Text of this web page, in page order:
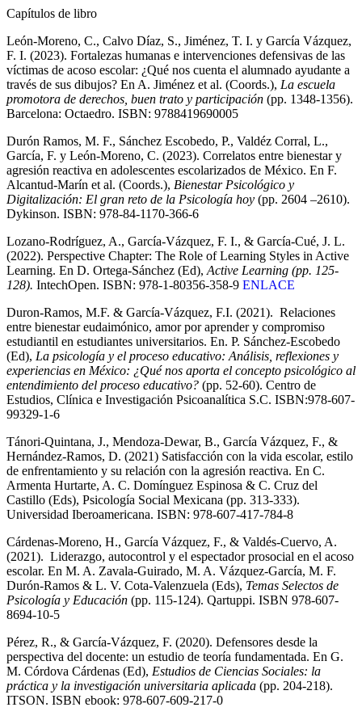
Capítulos de libro
León-Moreno, C., Calvo Díaz, S., Jiménez, T. I. y García Vázquez,
F. I. (2023). Fortalezas humanas e intervenciones defensivas de las
víctimas de acoso escolar: ¿Qué nos cuenta el alumnado ayudante a
través de sus dibujos? En A. Jiménez et al. (Coords.), La escuela
promotora de derechos, buen trato y participación (pp. 1348-1356).
Barcelona: Octaedro. ISBN: 9788419690005
Durón Ramos, M. F., Sánchez Escobedo, P., Valdéz Corral, L.,
García, F. y León-Moreno, C. (2023). Correlatos entre bienestar y
agresión reactiva en adolescentes escolarizados de México. En F.
Alcantud-Marín et al. (Coords.), Bienestar Psicológico y
Digitalización: El gran reto de la Psicología hoy (pp. 2604 –2610).
Dykinson. ISBN: 978-84-1170-366-6
Lozano-Rodríguez, A., García-Vázquez, F. I., & García-Cué, J. L.
(2022). Perspective Chapter: The Role of Learning Styles in Active
Learning. En D. Ortega-Sánchez (Ed), Active Learning (pp. 125-
128). IntechOpen. ISBN: 978-1-80356-358-9 ENLACE
Duron-Ramos, M.F. & García-Vázquez, F.I. (2021). Relaciones
entre bienestar eudaimónico, amor por aprender y compromiso
estudiantil en estudiantes universitarios. En. P. Sánchez-Escobedo
(Ed), La psicología y el proceso educativo: Análisis, reflexiones y
experiencias en México: ¿Qué nos aporta el concepto psicológico al
entendimiento del proceso educativo? (pp. 52-60). Centro de
Estudios, Clínica e Investigación Psicoanalítica S.C. ISBN:978-607-
99329-1-6
Tánori-Quintana, J., Mendoza-Dewar, B., García Vázquez, F., &
Hernández-Ramos, D. (2021) Satisfacción con la vida escolar, estilo
de enfrentamiento y su relación con la agresión reactiva. En C.
Armenta Hurtarte, A. C. Domínguez Espinosa & C. Cruz del
Castillo (Eds), Psicología Social Mexicana (pp. 313-333).
Universidad Iberoamericana. ISBN: 978-607-417-784-8
Cárdenas-Moreno, H., García Vázquez, F., & Valdés-Cuervo, A.
(2021). Liderazgo, autocontrol y el espectador prosocial en el acoso
escolar. En M. A. Zavala-Guirado, M. A. Vázquez-García, M. F.
Durón-Ramos & L. V. Cota-Valenzuela (Eds), Temas Selectos de
Psicología y Educación (pp. 115-124). Qartuppi. ISBN 978-607-
8694-10-5
Pérez, R., & García-Vázquez, F. (2020). Defensores desde la
perspectiva del docente: un estudio de teoría fundamentada. En G.
M. Córdova Cárdenas (Ed), Estudios de Ciencias Sociales: la
práctica y la investigación univer­sitaria aplicada (pp. 204-218).
ITSON. ISBN ebook: 978-607-609-217-0